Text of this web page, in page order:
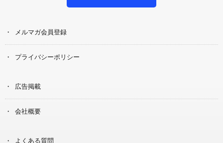
メルマガ会員登録
プライバシーポリシー
広告掲載
会社概要
よくある質問